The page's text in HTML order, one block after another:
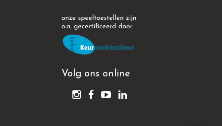
Volg ons online